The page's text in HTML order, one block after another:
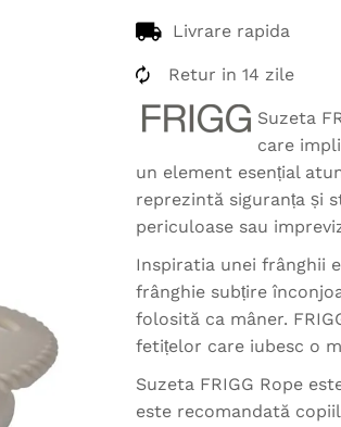
Livrare rapida
Retur in 14 zile
Suzeta
care
un element esențial
reprezintă siguranța și
periculoase sau
Inspiratia unei frânghii
frânghie subțire
folosită ca mâner.
fetițelor care iubesc o
Suzeta FRIGG Rope
este recomandată